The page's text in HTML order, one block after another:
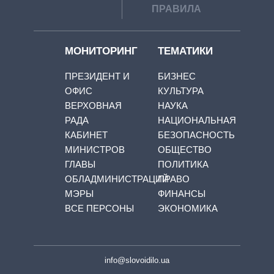
ПРАВИЛА
МОНИТОРИНГ
ПРЕЗИДЕНТ И
ОФИС
ВЕРХОВНАЯ
РАДА
КАБИНЕТ
МИНИСТРОВ
ГЛАВЫ
ОБЛАДМИНИСТРАЦИЙ
МЭРЫ
ВСЕ ПЕРСОНЫ
ТЕМАТИКИ
БИЗНЕС
КУЛЬТУРА
НАУКА
НАЦИОНАЛЬНАЯ
БЕЗОПАСНОСТЬ
ОБЩЕСТВО
ПОЛИТИКА
ПРАВО
ФИНАНСЫ
ЭКОНОМИКА
info@slovoidilo.ua